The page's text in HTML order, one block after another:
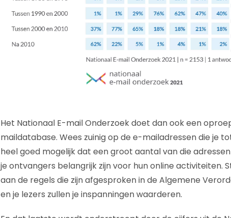
Het Nationaal E-mail Onderzoek doet dan ook een
maildatabase. Wees zuinig op de e-mailadressen die je
heel goed mogelijk dat een groot aantal van die
je ontvangers belangrijk zijn voor hun online activiteiten.
aan de regels die zijn afgesproken in de Algemene
en je lezers zullen je inspanningen waarderen.